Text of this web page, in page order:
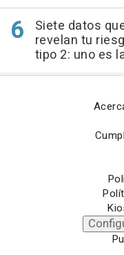
Siete datos
revelan tu
tipo 2: uno es